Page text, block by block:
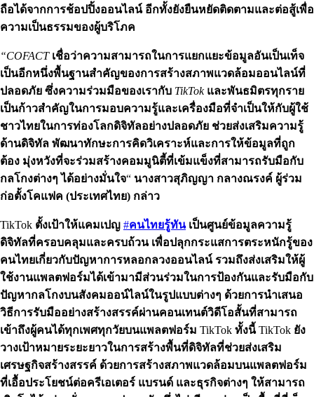
ถือได้จากการช้อปปิ้งออนไลน์ อีกทั้งยังยืนหยัดติดตามและต่อสู้เพื่อ
ความเป็นธรรมของผู้บริโภค
“COFACT เชื่อว่าความสามารถในการแยกแยะข้อมูลอันเป็นเท็จ
เป็นอีกหนึ่งพื้นฐานสำคัญของการสร้างสภาพแวดล้อมออนไลน์ที่
ปลอดภัย ซึ่งความร่วมมือของเรากับ TikTok และพันธมิตรทุกราย
เป็นก้าวสำคัญในการมอบความรู้และเครื่องมือที่จำเป็นให้กับผู้ใช้
ชาวไทยในการท่องโลกดิจิทัลอย่างปลอดภัย ช่วยส่งเสริมความรู้
ด้านดิจิทัล พัฒนาทักษะการคิดวิเคราะห์และการให้ข้อมูลที่ถูก
ต้อง มุ่งหวังที่จะร่วมสร้างคอมมูนิตี้ที่เข้มแข็งที่สามารถรับมือกับ
กลโกงต่างๆ ได้อย่างมั่นใจ“ นางสาวสุภิญญา กลางณรงค์ ผู้ร่วม
ก่อตั้งโคแฟค (ประเทศไทย) กล่าว
TikTok ตั้งเป้าให้แคมเปญ #คนไทยรู้ทัน เป็นศูนย์ข้อมูลความรู้
ดิจิทัลที่ครอบคลุมและครบถ้วน เพื่อปลุกกระแสการตระหนักรู้ของ
คนไทยเกี่ยวกับปัญหาการหลอกลวงออนไลน์ รวมถึงส่งเสริมให้ผู้
ใช้งานแพลตฟอร์มได้เข้ามามีส่วนร่วมในการป้องกันและรับมือกับ
ปัญหากลโกงบนสังคมออน์ไลน์ในรูปแบบต่างๆ ด้วยการนำเสนอ
วิธีการรับมืออย่างสร้างสรรค์ผ่านคอนเทนต์วิดีโอสั้นที่สามารถ
เข้าถึงผู้คนได้ทุกเพศทุกวัยบนแพลตฟอร์ม TikTok ทั้งนี้TikTok ยัง
วางเป้าหมายระยะยาวในการสร้างพื้นที่ดิจิทัลที่ช่วยส่งเสริม
เศรษฐกิจสร้างสรรค์ ด้วยการสร้างสภาพแวดล้อมบนแพลตฟอร์ม
ที่เอื้อประโยชน์ต่อครีเอเตอร์ แบรนด์ และธุรกิจต่างๆ ให้สามารถ